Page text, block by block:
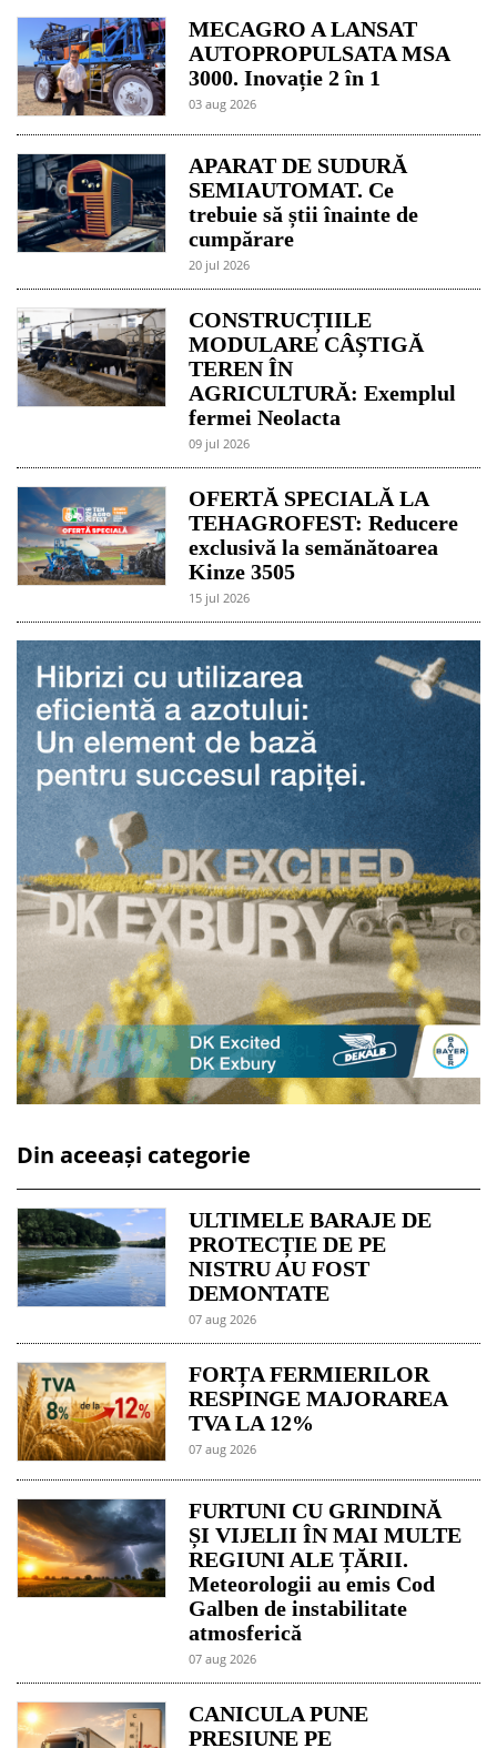
MECAGRO A LANSAT
AUTOPROPULSATA MSA
3000. Inovație 2 în 1
03 aug 2026
APARAT DE SUDURĂ
SEMIAUTOMAT. Ce
trebuie să știi înainte de
cumpărare
20 jul 2026
CONSTRUCȚIILE
MODULARE CÂȘTIGĂ
TEREN ÎN
AGRICULTURĂ: Exemplul
fermei Neolacta
09 jul 2026
OFERTĂ SPECIALĂ LA
TEHAGROFEST: Reducere
exclusivă la semănătoarea
Kinze 3505
15 jul 2026
Din aceeași categorie
ULTIMELE BARAJE DE
PROTECȚIE DE PE
NISTRU AU FOST
DEMONTATE
07 aug 2026
FORȚA FERMIERILOR
RESPINGE MAJORAREA
TVA LA 12%
07 aug 2026
FURTUNI CU GRINDINĂ
ȘI VIJELII ÎN MAI MULTE
REGIUNI ALE ȚĂRII.
Meteorologii au emis Cod
Galben de instabilitate
atmosferică
07 aug 2026
CANICULA PUNE
PRESIUNE PE